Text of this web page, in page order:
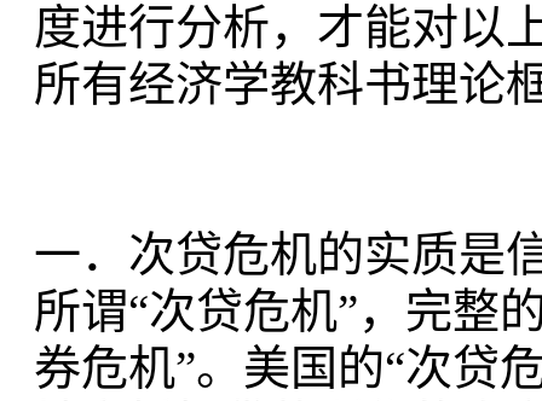
度进行分析，才能对以
所有经济学教科书理论
一．次贷危机的实质是
所谓“次贷危机”，完整
券危机”。美国的“次贷